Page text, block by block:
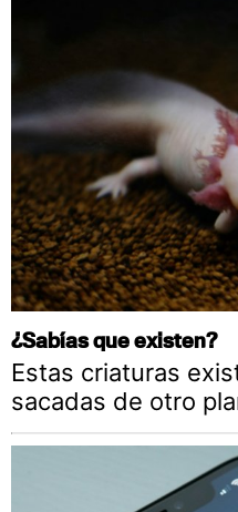
¿Sabías que existen?
Estas criaturas
sacadas de otro